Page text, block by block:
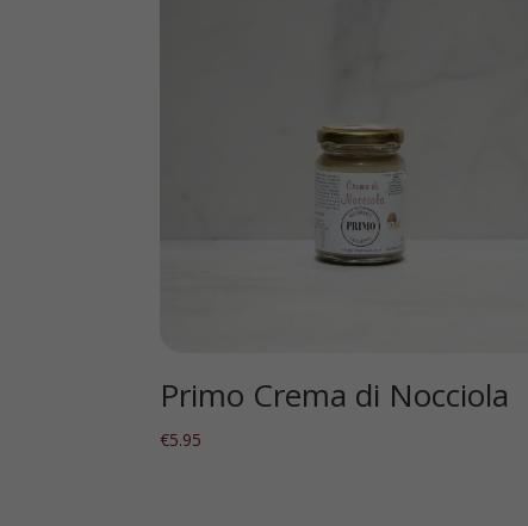
Primo Crema di Nocciola
€5.95